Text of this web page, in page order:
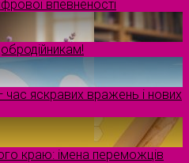
впевненості
час яскравих вражень і нових
краю: імена переможців